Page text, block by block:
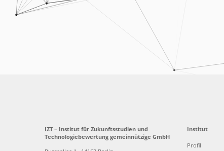
IZT – Institut für Zukunftsstudien und
Technologiebewertung gemeinnützige GmbH
Institut
Profil